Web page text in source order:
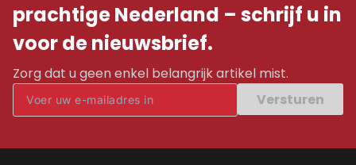
prachtige Nederland – schrijf u in
voor de nieuwsbrief.
Zorg dat u geen enkel belangrijk artikel mist.
Versturen